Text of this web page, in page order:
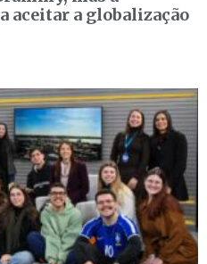
aceitar a globalização